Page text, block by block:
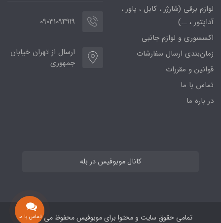
لوازم برقی (شارژر ، کابل ، پاور ،
آداپتور ، ...)
اکسسوری و لوازم جانبی
زمان‌بندی ارسال سفارشات
قوانین و مقررات
تماس با ما
در باره ما
09031094919
ارسال از تهران خیابان
جمهوری
کانال موبوفیس در بله
تمامی حقوق سایت و محتوا برای موبوفیس محفوظ می باشد